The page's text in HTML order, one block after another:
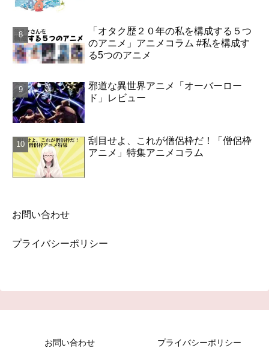
「オタク歴２０年の私を構成する５つ
のアニメ」アニメコラム #私を構成す
る5つのアニメ
邪道な異世界アニメ「オーバーロー
ド」レビュー
刮目せよ、これが僧侶枠だ！「僧侶枠
アニメ」特集アニメコラム
お問い合わせ
プライバシーポリシー
お問い合わせ プライバシーポリシー